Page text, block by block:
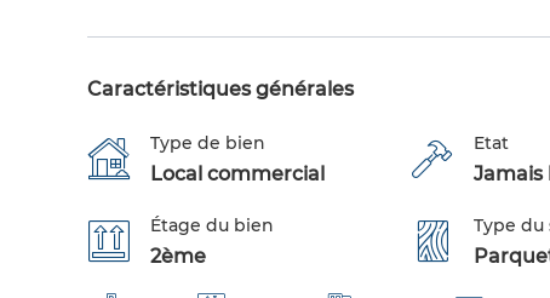
Caractéristiques générales
Type de bien
Local commercial
Etat
Jamais
Étage du bien
2ème
Type du